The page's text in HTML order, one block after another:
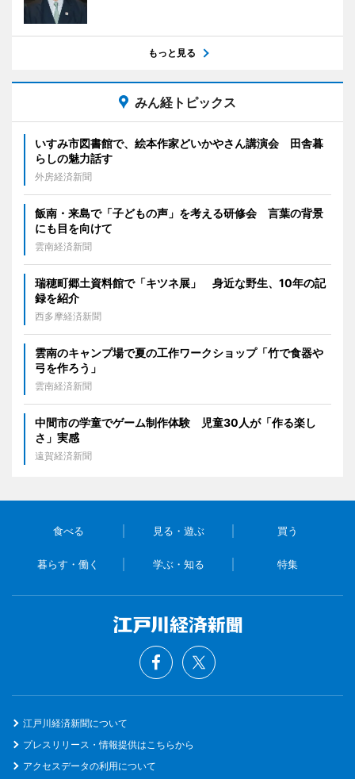
もっと見る
みん経トピックス
いすみ市図書館で、絵本作家どいかやさん講演会 田舎暮
らしの魅力話す
外房経済新聞
飯南・来島で「子どもの声」を考える研修会 言葉の背景
にも目を向けて
雲南経済新聞
瑞穂町郷土資料館で「キツネ展」 身近な野生、10年の記
録を紹介
西多摩経済新聞
雲南のキャンプ場で夏の工作ワークショップ「竹で食器や
弓を作ろう」
雲南経済新聞
中間市の学童でゲーム制作体験 児童30人が「作る楽し
さ」実感
遠賀経済新聞
食べる 見る・遊ぶ 買う
暮らす・働く 学ぶ・知る 特集
江戸川経済新聞について
プレスリリース・情報提供はこちらから
アクセスデータの利用について